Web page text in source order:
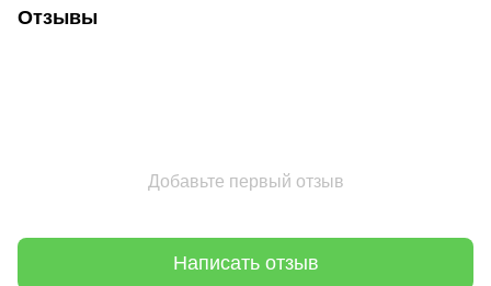
Отзывы
Добавьте первый отзыв
Написать отзыв